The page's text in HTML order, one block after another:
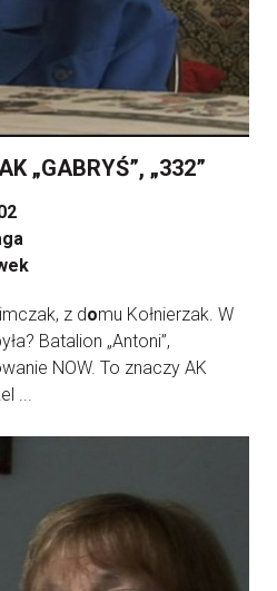
„GABRYŚ”, „332”
z domu Kołnierzak. W
Batalion „Antoni”,
NOW. To znaczy AK
...